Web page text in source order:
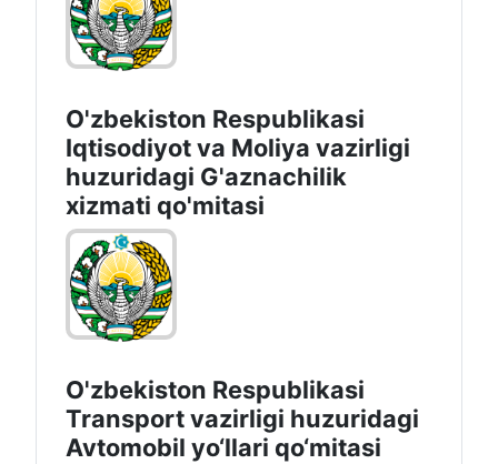
O'zbekiston Respublikasi
Iqtisodiyot vа Moliya vazirligi
huzuridagi G'aznachilik
xizmati qo'mitasi
O'zbekiston Respublikasi
Transport vazirligi huzuridagi
Avtomobil yo‘llari qo‘mitasi